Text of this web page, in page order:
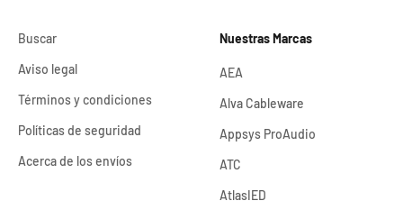
Buscar
Aviso legal
Términos y condiciones
Políticas de seguridad
Acerca de los envíos
Nuestras Marcas
AEA
Alva Cableware
Appsys ProAudio
ATC
AtlasIED